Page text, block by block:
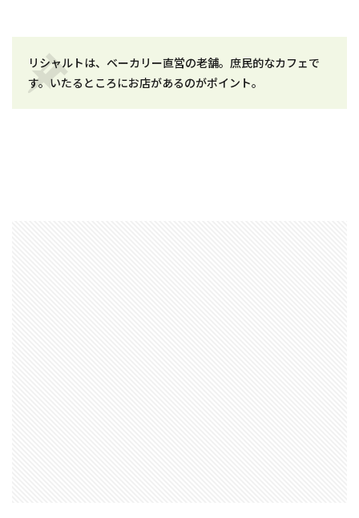
リシャルトは、ベーカリー直営の老舗。庶民的なカフェで
す。いたるところにお店があるのがポイント。